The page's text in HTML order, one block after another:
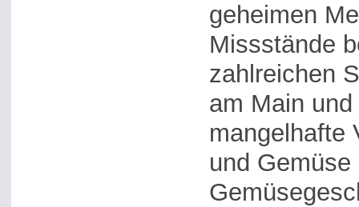
geheimen
Missstände
zahlreichen
am Main
mangelhafte
und